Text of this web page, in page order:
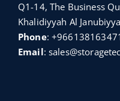
Q1-14, The Business
Khalidiyyah Al
Phone:
Email: